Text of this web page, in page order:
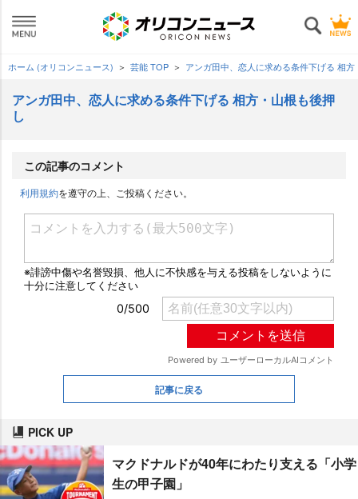
ホーム (オリコンニュース) 芸能 TOP アンガ田中、恋人に求める条件下げる 相
アンガ田中、恋人に求める条件下げる 相方・山根も後押
し
この記事のコメント
利用規約を遵守の上、ご投稿ください。
記事に戻る
PICK UP
マクドナルドが40年にわたり支える「小学
生の甲子園」